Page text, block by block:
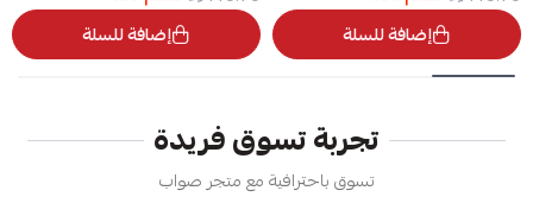
إضافة للسلة إضافة للسلة
تجربة تسوق فريدة
تسوق باحترافية مع متجر صواب